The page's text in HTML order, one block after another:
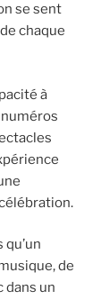
se sent
chaque
à
de
dans un